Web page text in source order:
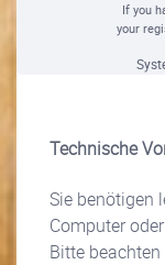
If you
your
Technische
Sie benötigen
Computer
Bitte